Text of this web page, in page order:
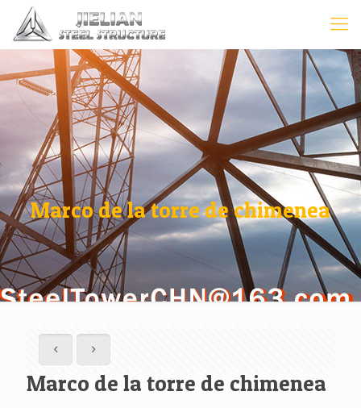
Marco de la torre de chimenea
Marco de la torre de chimenea